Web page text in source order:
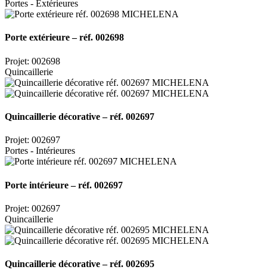
Portes - Extérieures
Porte extérieure – réf. 002698
Projet: 002698
Quincaillerie
Quincaillerie décorative – réf. 002697
Projet: 002697
Portes - Intérieures
Porte intérieure – réf. 002697
Projet: 002697
Quincaillerie
Quincaillerie décorative – réf. 002695